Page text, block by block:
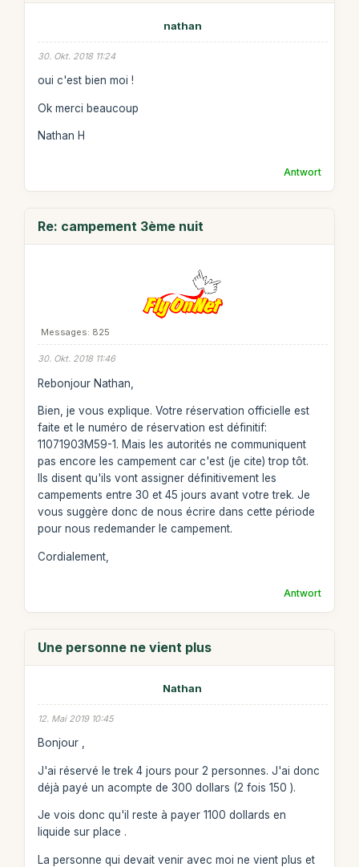
nathan
30. Okt. 2018 11:24
oui c'est bien moi !
Ok merci beaucoup
Nathan H
Antwort
Re: campement 3ème nuit
Messages: 825
30. Okt. 2018 11:46
Rebonjour Nathan,
Bien, je vous explique. Votre réservation officielle est
faite et le numéro de réservation est définitif:
11071903M59-1. Mais les autorités ne communiquent
pas encore les campement car c'est (je cite) trop tôt.
Ils disent qu'ils vont assigner définitivement les
campements entre 30 et 45 jours avant votre trek. Je
vous suggère donc de nous écrire dans cette période
pour nous redemander le campement.
Cordialement,
Antwort
Une personne ne vient plus
Nathan
12. Mai 2019 10:45
Bonjour ,
J'ai réservé le trek 4 jours pour 2 personnes. J'ai donc
déjà payé un acompte de 300 dollars (2 fois 150 ).
Je vois donc qu'il reste à payer 1100 dollards en
liquide sur place .
La personne qui devait venir avec moi ne vient plus et